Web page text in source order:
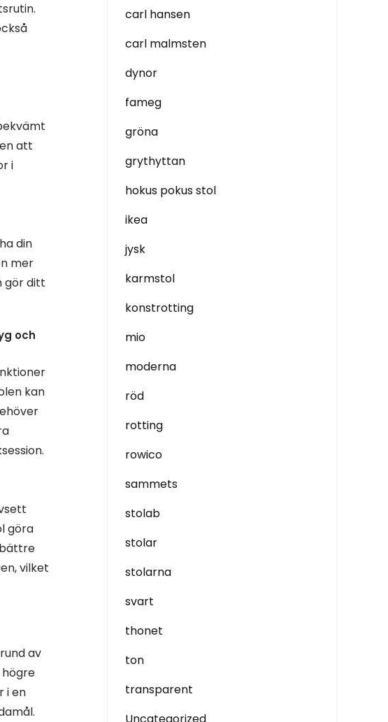
att
i
din
mer
gör ditt
och
kan
göra
vilket
av
i en
carl hansen
carl malmsten
dynor
fameg
gröna
grythyttan
hokus pokus stol
ikea
jysk
karmstol
konstrotting
mio
moderna
röd
rotting
rowico
sammets
stolab
stolar
stolarna
svart
thonet
ton
transparent